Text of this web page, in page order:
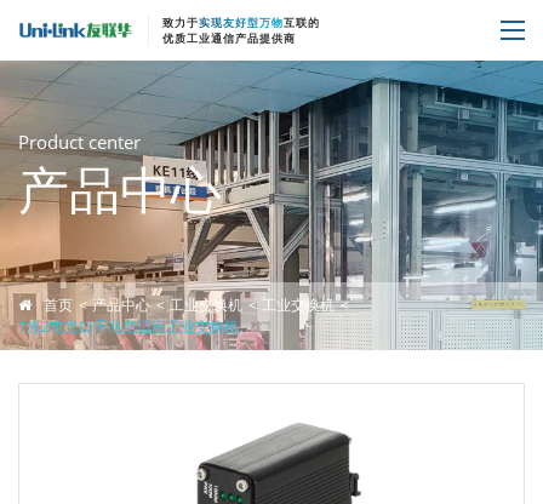
致力于实现友好型万物互联的
优质工业通信产品提供商
Product center
产品中心
首页 产品中心 工业交换机
工业交换机
1光2电光口千兆自适应工业交换机